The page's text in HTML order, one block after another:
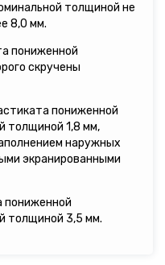
толщиной не
8,0 мм.
пониженной
скручены
пониженной
толщиной 1,8 мм,
наружных
экранированными
пониженной
толщиной 3,5 мм.